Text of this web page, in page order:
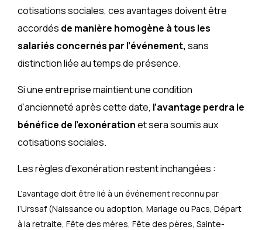
cotisations sociales, ces avantages doivent être
accordés de manière homogène à tous les
salariés concernés par l’événement, sans
distinction liée au temps de présence.
Si une entreprise maintient une condition
d’ancienneté après cette date, l’avantage perdra le
bénéfice de l’exonérationet sera soumis aux
cotisations sociales.
Les règles d’exonération restent inchangées :
L’avantage doit être lié à un événement reconnu par
l’Urssaf (Naissance ou adoption, Mariage ou Pacs, Départ
à la retraite, Fête des mères, Fête des pères, Sainte-